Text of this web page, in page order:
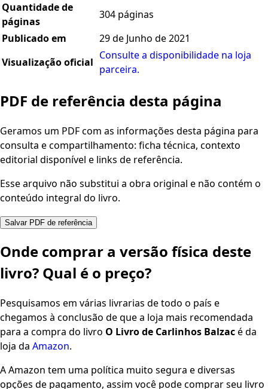
Quantidade de
páginas
304 páginas
Publicado em
29 de Junho de 2021
Visualização oficial
Consulte a disponibilidade na loja
parceira.
PDF de referência desta página
Geramos um PDF com as informações desta página para
consulta e compartilhamento: ficha técnica, contexto
editorial disponível e links de referência.
Esse arquivo não substitui a obra original e não contém o
conteúdo integral do livro.
Salvar PDF de referência
Onde comprar a versão física deste
livro? Qual é o preço?
Pesquisamos em várias livrarias de todo o país e
chegamos à conclusão de que a loja mais recomendada
para a compra do livro O Livro de Carlinhos Balzacé da
loja da Amazon.
A Amazon tem uma política muito segura e diversas
opções de pagamento, assim você pode comprar seu livro